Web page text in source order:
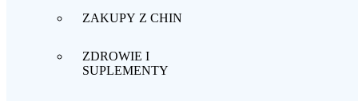
ZAKUPY Z CHIN
ZDROWIE I
SUPLEMENTY